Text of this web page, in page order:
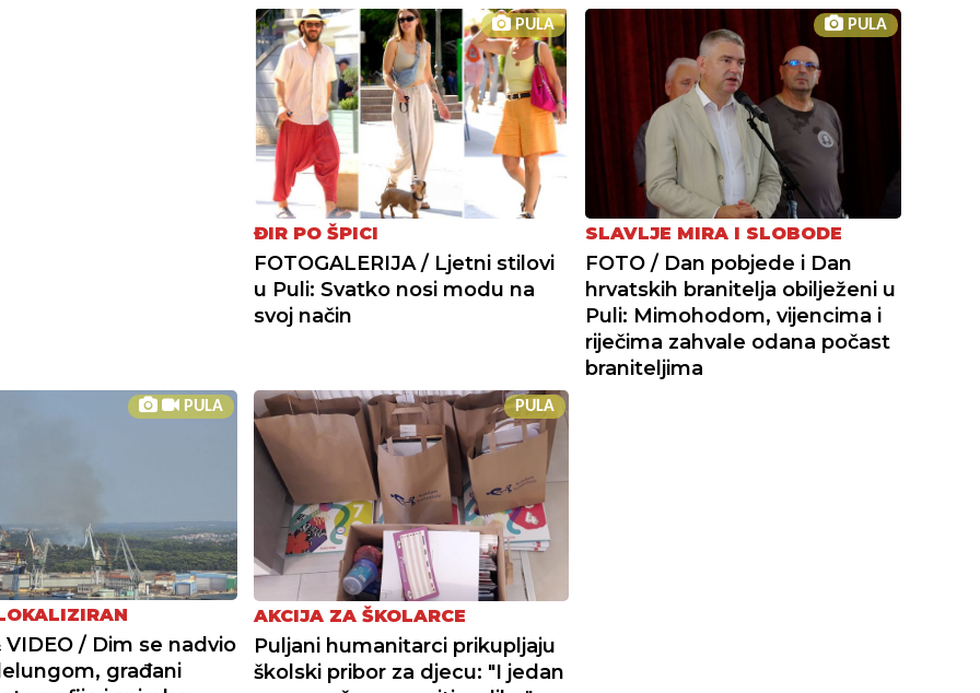
PULA
ĐIR PO ŠPICI
FOTOGALERIJA / Ljetni stilovi
u Puli: Svatko nosi modu na
svoj način
PULA
SLAVLJE MIRA I SLOBODE
FOTO / Dan pobjede i Dan
hrvatskih branitelja obilježeni u
Puli: Mimohodom, vijencima i
riječima zahvale odana počast
braniteljima
PULA
VIDEO / Dim se nadvio
građani
PULA
AKCIJA ZA ŠKOLARCE
Puljani humanitarci prikupljaju
školski pribor za djecu: "I jedan